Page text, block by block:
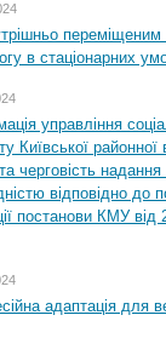
переміщеним
в стаціонарних
управління
Київської
черговість надання
відповідно
постанови КМУ
адаптація для